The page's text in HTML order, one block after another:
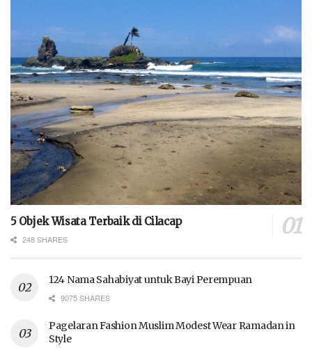
5 Objek Wisata Terbaik di Cilacap
248 SHARES
124 Nama Sahabiyat untuk Bayi Perempuan
9075 SHARES
Pagelaran Fashion Muslim Modest Wear Ramadan in
Style